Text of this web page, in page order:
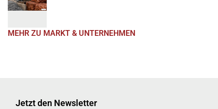
MEHR ZU MARKT & UNTERNEHMEN
Jetzt den Newsletter